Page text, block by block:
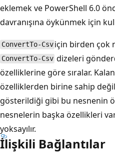
eklemek ve PowerShell 6.0
davranışına öykünmek için
ConvertTo-Csv için birden çok
ConvertTo-Csv dizeleri
özelliklerine göre sıralar.
özelliklerden birine sahip
gösterildiği gibi bu nesnenin
nesnelerin başka özellikleri
yoksayılır.
İlişkili Bağlantılar